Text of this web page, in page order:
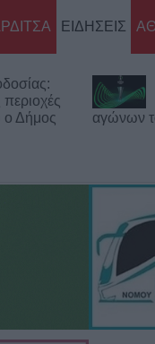
ΕΙΔΗΣΕΙΣ
περιοχές
ο Δήμος
αγώνων